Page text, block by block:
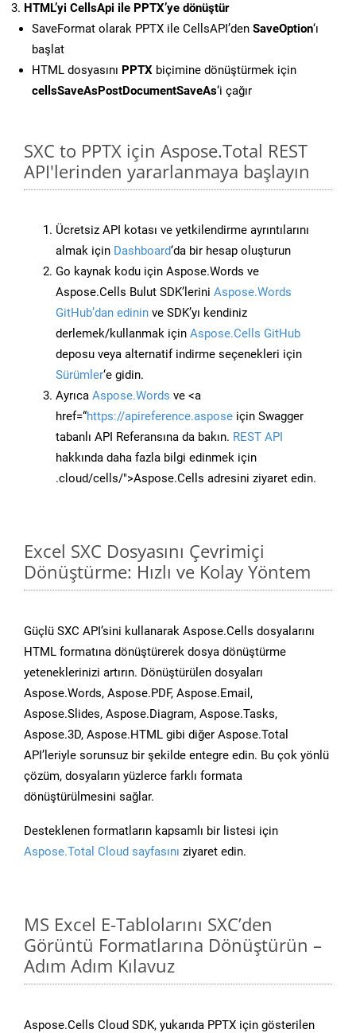
HTML’yi CellsApi ile PPTX’ye dönüştür
SaveFormat olarak PPTX ile CellsAPI’den SaveOption‘ı
başlat
HTML dosyasını PPTX biçimine dönüştürmek için
cellsSaveAsPostDocumentSaveAs‘i çağır
SXC to PPTX için Aspose.Total REST
API'lerinden yararlanmaya başlayın
Ücretsiz API kotası ve yetkilendirme ayrıntılarını
almak için Dashboard‘da bir hesap oluşturun
Go kaynak kodu için Aspose.Words ve
Aspose.Cells Bulut SDK’lerini Aspose.Words
GitHub’dan edinin ve SDK’yı kendiniz
derlemek/kullanmak için Aspose.Cells GitHub
deposu veya alternatif indirme seçenekleri için
Sürümler‘e gidin.
Ayrıca Aspose.Words ve <a
href=“https://apireference.aspose için Swagger
tabanlı API Referansına da bakın. REST API
hakkında daha fazla bilgi edinmek için
.cloud/cells/">Aspose.Cells adresini ziyaret edin.
Excel SXC Dosyasını Çevrimiçi
Dönüştürme: Hızlı ve Kolay Yöntem
Güçlü SXC API’sini kullanarak Aspose.Cells dosyalarını
HTML formatına dönüştürerek dosya dönüştürme
yeteneklerinizi artırın. Dönüştürülen dosyaları
Aspose.Words, Aspose.PDF, Aspose.Email,
Aspose.Slides, Aspose.Diagram, Aspose.Tasks,
Aspose.3D, Aspose.HTML gibi diğer Aspose.Total
API’leriyle sorunsuz bir şekilde entegre edin. Bu çok yönlü
çözüm, dosyaların yüzlerce farklı formata
dönüştürülmesini sağlar.
Desteklenen formatların kapsamlı bir listesi için
Aspose.Total Cloud sayfasını ziyaret edin.
MS Excel E-Tablolarını SXC’den
Görüntü Formatlarına Dönüştürün –
Adım Adım Kılavuz
Aspose.Cells Cloud SDK, yukarıda PPTX için gösterilen